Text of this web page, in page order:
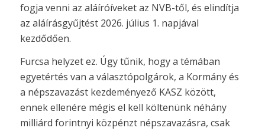
fogja venni az aláíróíveket az NVB-től, és elindítja
az aláírásgyűjtést 2026. július 1. napjával
kezdődően.
Furcsa helyzet ez. Úgy tűnik, hogy a témában
egyetértés van a választópolgárok, a Kormány és
a népszavazást kezdeményező KASZ között,
ennek ellenére mégis el kell költenünk néhány
milliárd forintnyi közpénzt népszavazásra, csak